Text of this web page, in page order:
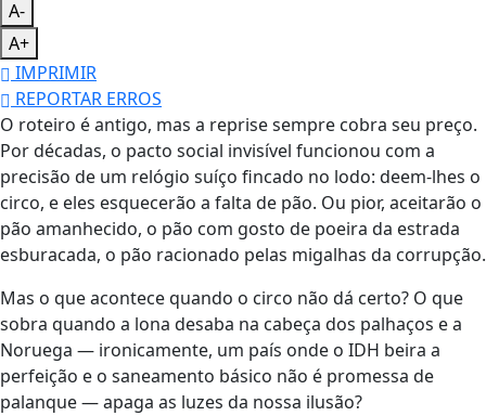
A-
A+
IMPRIMIR
REPORTAR ERROS
O roteiro é antigo, mas a reprise sempre cobra seu preço.
Por décadas, o pacto social invisível funcionou com a
precisão de um relógio suíço fincado no lodo: deem-lhes o
circo, e eles esquecerão a falta de pão. Ou pior, aceitarão o
pão amanhecido, o pão com gosto de poeira da estrada
esburacada, o pão racionado pelas migalhas da corrupção.
Mas o que acontece quando o circo não dá certo? O que
sobra quando a lona desaba na cabeça dos palhaços e a
Noruega — ironicamente, um país onde o IDH beira a
perfeição e o saneamento básico não é promessa de
palanque — apaga as luzes da nossa ilusão?